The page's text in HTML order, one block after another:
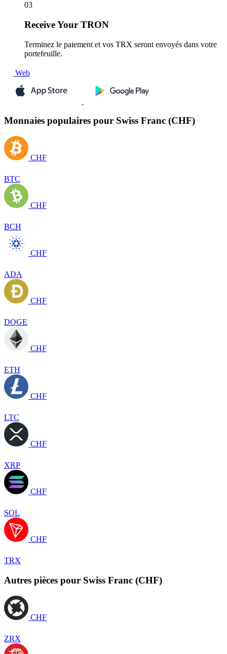
03
ReceiveYour TRON
Terminez le paiement et vos TRX seront envoyés dans votre
portefeuille.
Web
Monnaies populaires pour Swiss Franc (CHF)
CHF
BTC
CHF
BCH
CHF
ADA
CHF
DOGE
CHF
ETH
CHF
LTC
CHF
XRP
CHF
SOL
CHF
TRX
Autres pièces pour Swiss Franc (CHF)
CHF
ZRX